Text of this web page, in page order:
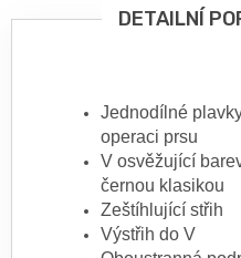
DETAILNÍ
Jednodílné
operaci prsu
V osvěžující
černou klasikou
Zeštíhlující střih
Výstřih do V